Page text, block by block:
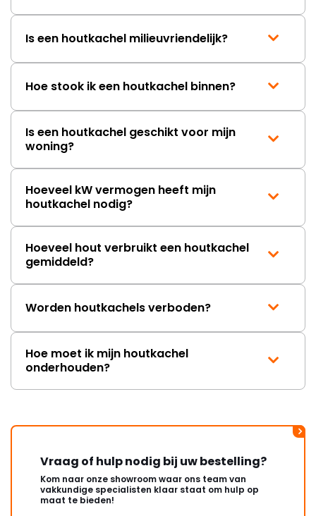
Is een houtkachel milieuvriendelijk?
Hoe stook ik een houtkachel binnen?
Is een houtkachel geschikt voor mijn
woning?
Hoeveel kW vermogen heeft mijn
houtkachel nodig?
Hoeveel hout verbruikt een houtkachel
gemiddeld?
Worden houtkachels verboden?
Hoe moet ik mijn houtkachel
onderhouden?
Vraag of hulp nodig bij uw bestelling?
Kom naar onze showroom waar ons team van
vakkundige specialisten klaar staat om hulp op
maat te bieden!